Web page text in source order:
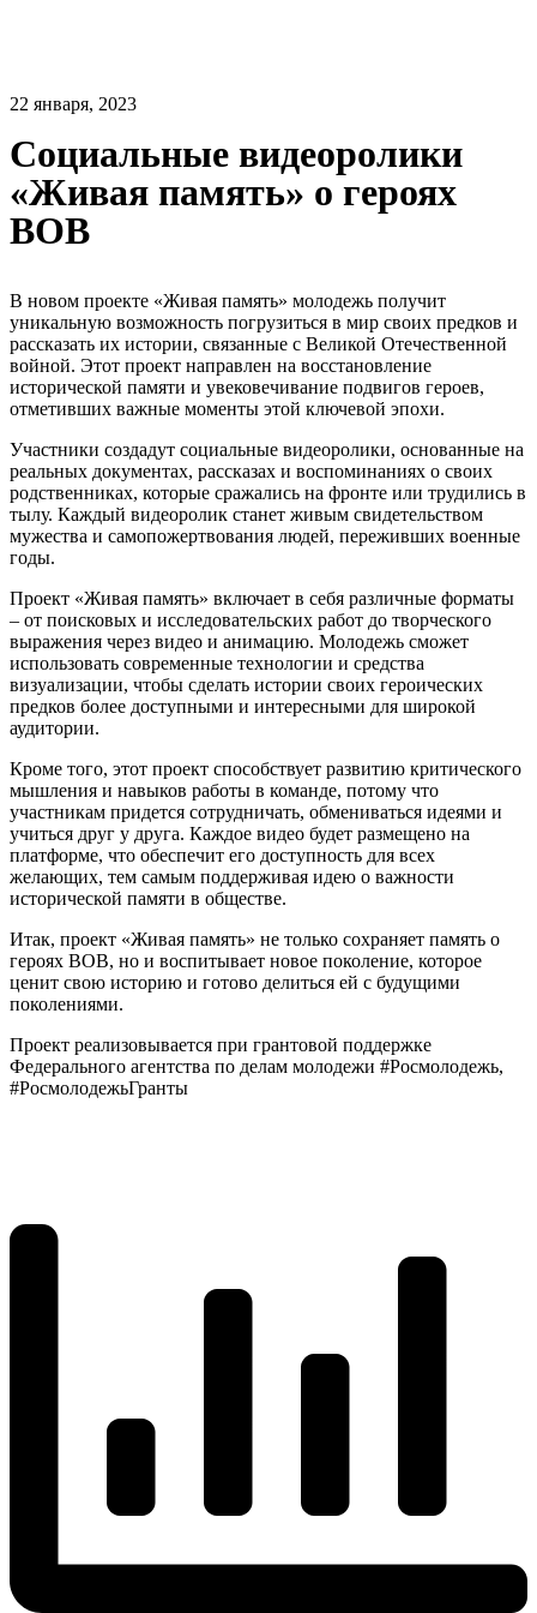
22 января, 2023
Социальные видеоролики
«Живая память» о героях
ВОВ
В новом проекте «Живая память» молодежь получит
уникальную возможность погрузиться в мир своих предков и
рассказать их истории, связанные с Великой Отечественной
войной. Этот проект направлен на восстановление
исторической памяти и увековечивание подвигов героев,
отметивших важные моменты этой ключевой эпохи.
Участники создадут социальные видеоролики, основанные на
реальных документах, рассказах и воспоминаниях о своих
родственниках, которые сражались на фронте или трудились в
тылу. Каждый видеоролик станет живым свидетельством
мужества и самопожертвования людей, переживших военные
годы.
Проект «Живая память» включает в себя различные форматы
– от поисковых и исследовательских работ до творческого
выражения через видео и анимацию. Молодежь сможет
использовать современные технологии и средства
визуализации, чтобы сделать истории своих героических
предков более доступными и интересными для широкой
аудитории.
Кроме того, этот проект способствует развитию критического
мышления и навыков работы в команде, потому что
участникам придется сотрудничать, обмениваться идеями и
учиться друг у друга. Каждое видео будет размещено на
платформе, что обеспечит его доступность для всех
желающих, тем самым поддерживая идею о важности
исторической памяти в обществе.
Итак, проект «Живая память» не только сохраняет память о
героях ВОВ, но и воспитывает новое поколение, которое
ценит свою историю и готово делиться ей с будущими
поколениями.
Проект реализовывается при грантовой поддержке
Федерального агентства по делам молодежи #Росмолодежь,
#РосмолодежьГранты